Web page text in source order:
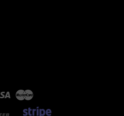
Visa